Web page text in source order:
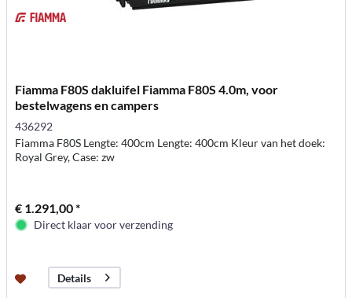
Fiamma F80S dakluifel Fiamma F80S 4.0m, voor
bestelwagens en campers
436292
Fiamma F80S Lengte: 400cm Lengte: 400cm Kleur van het doek:
Royal Grey, Case: zw
€ 1.291,00 *
Direct klaar voor verzending
Details